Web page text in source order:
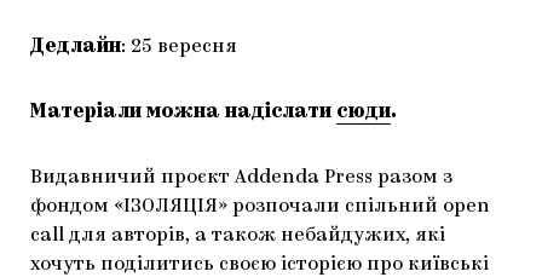
Дедлайн: 25 вересня
Матеріали можна надіслати сюди.
Видавничий проєкт Addenda Press разом з
фондом «ІЗОЛЯЦІЯ» розпочали спільний open
call для авторів, а також небайдужих, які
хочуть поділитись своєю історією про київські